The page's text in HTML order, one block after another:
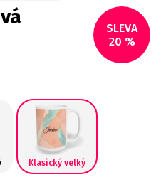
SLEVA
20 %
Klasický velký